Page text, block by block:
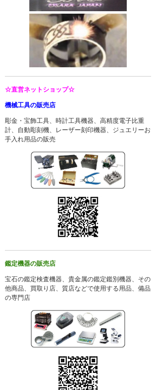
☆直営ネットショップ☆
機械工具の販売店
彫金・宝飾工具、時計工具機器、高精度電子比重
計、自動彫刻機、レーザー刻印機器、ジュエリーお
手入れ用品の販売
鑑定機器の販売店
宝石の鑑定検査機器、貴金属の鑑定鑑別機器、その
他商品、買取り店、質店などで使用する用品、備品
の専門店